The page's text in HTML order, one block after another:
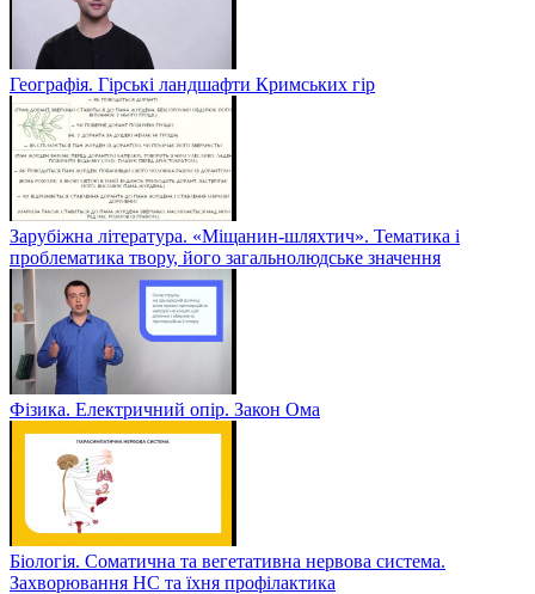
Географія. Гірські ландшафти Кримських гір
Зарубіжна література. «Міщанин-шляхтич». Тематика і
проблематика твору, його загальнолюдське значення
Фізика. Електричний опір. Закон Ома
Біологія. Соматична та вегетативна нервова система.
Захворювання НС та їхня профілактика